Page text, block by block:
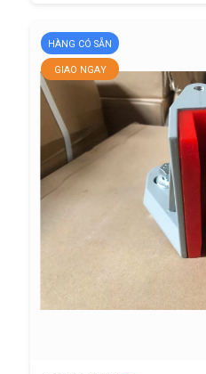
HÀNG CÓ SẴN
GIAO NGAY